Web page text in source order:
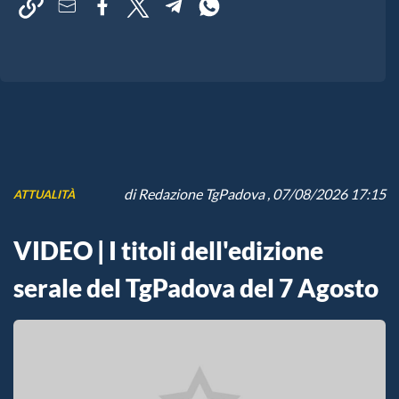
ATTUALITÀ diRedazione TgPadova, 07/08/2026 17:15
VIDEO | I titoli dell'edizione
serale del TgPadova del 7 Agosto